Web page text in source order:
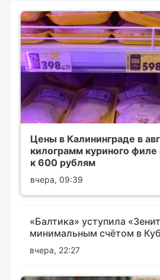
Цены в Калининграде в
килограмм куриного
к 600 рублям
вчера, 09:39
«Балтика» уступила
минимальным счётом в
вчера, 22:27